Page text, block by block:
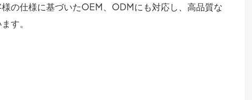
の仕様に基づいたOEM、ODMにも対応し、高品質な
す。